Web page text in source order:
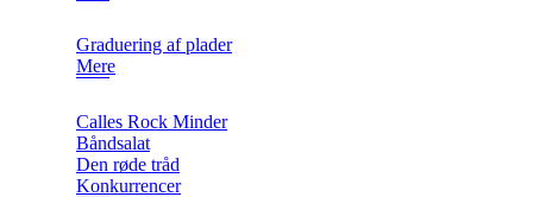
Graduering af plader
Mere
Calles Rock Minder
Båndsalat
Den røde tråd
Konkurrencer